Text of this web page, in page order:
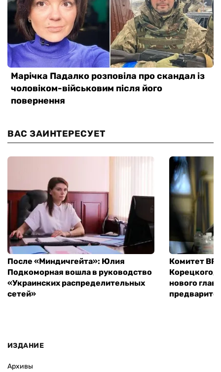
ВАС ЗАИНТЕРЕСУЕТ
После «Миндичгейта»: Юлия
Подкоморная вошла в руководство
«Украинских распределительных
сетей»
Комитет ВР
Корецкого,
нового
ИЗДАНИЕ
Архивы